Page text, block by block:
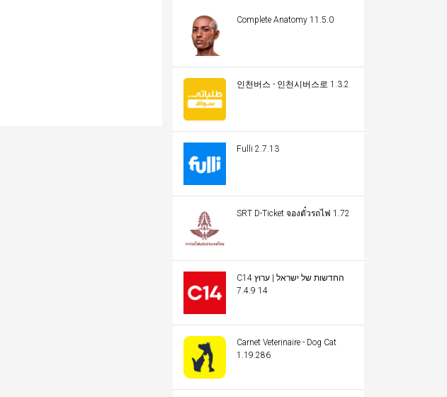
Complete Anatomy 11.5.0
인천버스 - 인천시버스로 1.3.2
Fulli 2.7.13
SRT D-Ticket จองตั๋วรถไฟ 1.72
C14 החדשות של ישראל | ערוץ
14 7.4.9
Carnet Veterinaire - Dog Cat
1.19.286